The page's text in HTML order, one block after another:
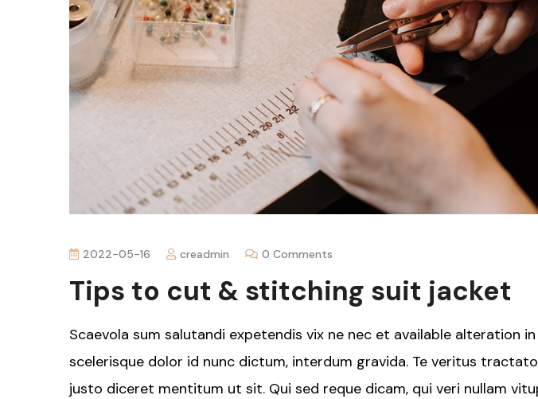
2022-05-16 creadmin 0 Comments
Tips to cut & stitching suit jacket
Scaevola sum salutandi expetendis vix ne nec et available alteration
scelerisque dolor id nunc dictum, interdum gravida. Te veritus
justo diceret mentitum ut sit. Qui sed reque dicam, qui veri nullam